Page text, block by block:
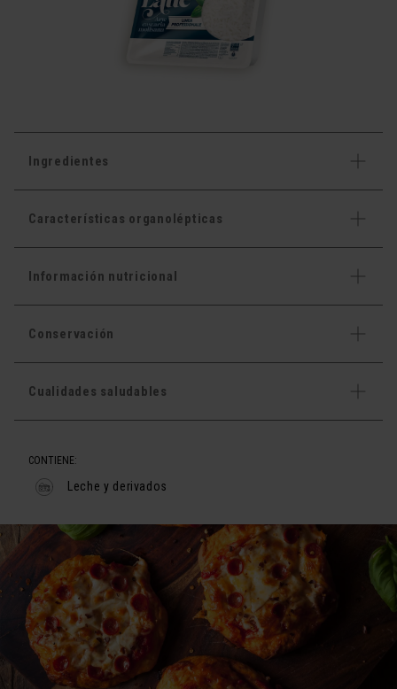
Ingredientes
Características organolépticas
Información nutricional
Conservación
Cualidades saludables
CONTIENE:
Leche y derivados